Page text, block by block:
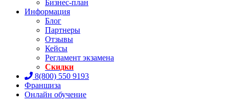
Бизнес-план
Информация
Блог
Партнеры
Отзывы
Кейсы
Регламент экзамена
Скидки
8(800) 550 9193
Франшиза
Онлайн обучение